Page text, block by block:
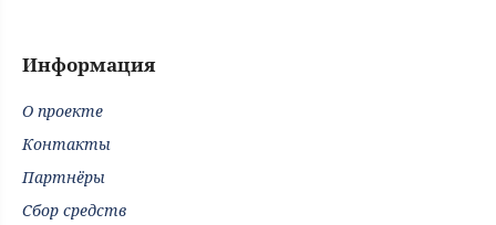
Информация
О проекте
Контакты
Партнёры
Сбор средств